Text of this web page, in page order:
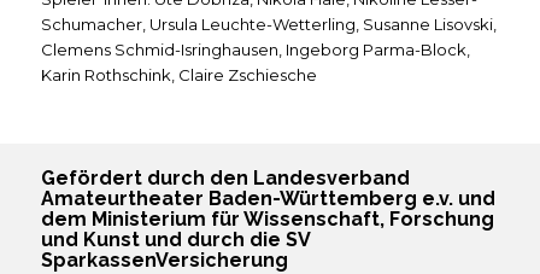
Schumacher, Ursula Leuchte-Wetterling, Susanne Lisovski,
Clemens Schmid-Isringhausen, Ingeborg Parma-Block,
Karin Rothschink, Claire Zschiesche
Gefördert durch den Landesverband
Amateurtheater Baden-Württemberg e.v. und
dem Ministerium für Wissenschaft, Forschung
und Kunst und durch die SV
SparkassenVersicherung